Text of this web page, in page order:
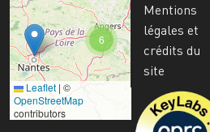
6
Leaflet | ©
OpenStreetMap
contributors
Mentions
légales et
crédits du
site
Image